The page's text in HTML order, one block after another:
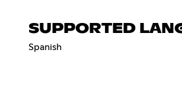
SUPPORTED
Spanish